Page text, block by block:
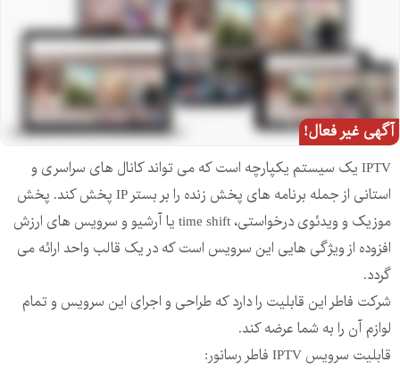
آگهی غیر فعال!
IPTV یک سیستم یکپارچه است که می تواند کانال های سراسری و
استانی از جمله برنامه های پخش زنده را بر بستر IP پخش کند. پخش
موزیک و ویدئوی درخواستی، time shift یا آرشیو و سرویس های ارزش
افزوده از ویژگی هایی این سرویس است که در یک قالب واحد ارائه می
گردد.
شرکت فاطر این قابلیت را دارد که طراحی و اجرای این سرویس و تمام
لوازم آن را به شما عرضه کند.
قابلیت سرویس IPTV فاطر رسانور: